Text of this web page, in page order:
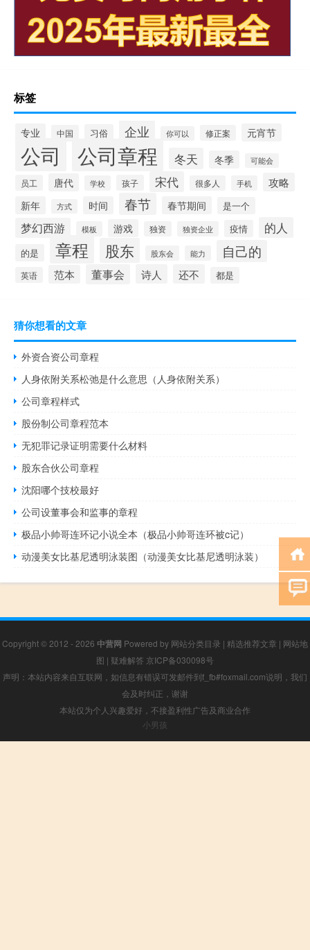
标签
专业 中国 习俗 企业 你可以 修正案 元宵节
公司 公司章程 冬天 冬季 可能会
员工 唐代 学校 孩子 宋代 很多人 手机 攻略
新年 方式 时间 春节 春节期间 是一个
梦幻西游 模板 游戏 独资 独资企业 疫情 的人
的是 章程 股东 股东会 能力 自己的
英语 范本 董事会 诗人 还不 都是
猜你想看的文章
外资合资公司章程
人身依附关系松弛是什么意思（人身依附关系）
公司章程样式
股份制公司章程范本
无犯罪记录证明需要什么材料
股东合伙公司章程
沈阳哪个技校最好
公司设董事会和监事的章程
极品小帅哥连环记小说全本（极品小帅哥连环被c记）
动漫美女比基尼透明泳装图（动漫美女比基尼透明泳装）
Copyright © 2012 - 2026 中营网 Powered by 网站分类目录 | 精选推荐文章 | 网站地
图 | 疑难解答 京ICP备030098号
声明：本站内容来自互联网，如信息有错误可发邮件到f_fb#foxmail.com说明，我们
会及时纠正，谢谢
本站仅为个人兴趣爱好，不接盈利性广告及商业合作
小男孩